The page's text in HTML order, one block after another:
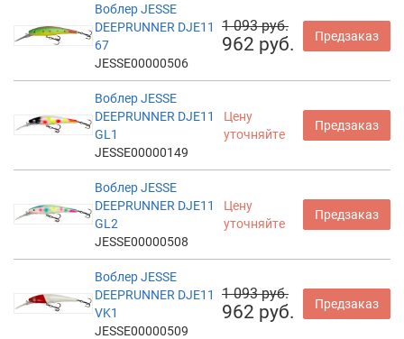
Воблер JESSE
DEEPRUNNER DJE11
67
JESSE00000506
1 093 руб.
962 руб. Предзаказ
Воблер JESSE
DEEPRUNNER DJE11
GL1
JESSE00000149
Цену
уточняйте
Предзаказ
Воблер JESSE
DEEPRUNNER DJE11
GL2
JESSE00000508
Цену
уточняйте
Предзаказ
Воблер JESSE
DEEPRUNNER DJE11
VK1
JESSE00000509
1 093 руб.
962 руб. Предзаказ